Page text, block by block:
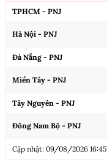
TPHCM - PNJ
Hà Nội - PNJ
Đà Nẵng - PNJ
Miền Tây - PNJ
Tây Nguyên - PNJ
Đông Nam Bộ - PNJ
Cập nhật: 09/08/2026 16:45